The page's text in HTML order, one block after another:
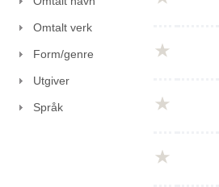
Omtalt verk
Form/genre
Utgiver
Språk